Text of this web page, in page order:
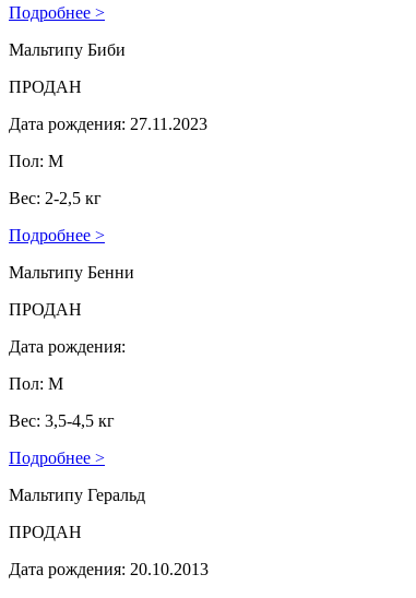
Подробнее >
Мальтипу Биби
ПРОДАН
Дата рождения: 27.11.2023
Пол: М
Вес: 2-2,5 кг
Подробнее >
Мальтипу Бенни
ПРОДАН
Дата рождения:
Пол: М
Вес: 3,5-4,5 кг
Подробнее >
Мальтипу Геральд
ПРОДАН
Дата рождения: 20.10.2013